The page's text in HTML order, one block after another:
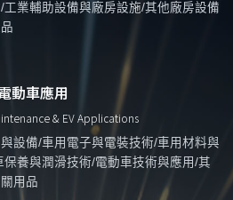
工業輔助設備與廠房設施/其他廠房設備
動車應用
& EV Applications
設備/車用電子與電裝技術/車用材料與
保養與潤滑技術/電動車技術與應用/其
用品